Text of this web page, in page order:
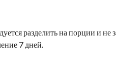
разделить на порции и не
7 дней.